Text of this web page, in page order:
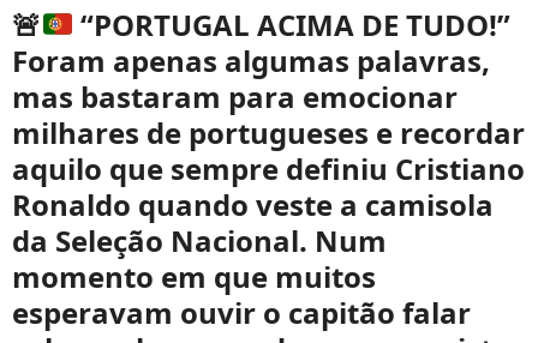
🚨
“PORTUGAL ACIMA DE TUDO!”
Foram apenas algumas palavras,
mas bastaram para emocionar
milhares de portugueses e recordar
aquilo que sempre definiu Cristiano
Ronaldo quando veste a camisola
da Seleção Nacional. Num
momento em que muitos
esperavam ouvir o capitão falar